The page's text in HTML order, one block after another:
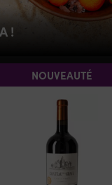
!
NOUVEAUTÉ